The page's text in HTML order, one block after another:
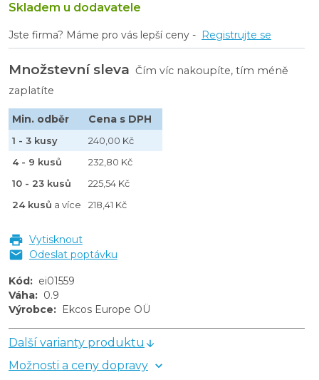
Skladem u dodavatele
Jste firma? Máme pro vás lepší ceny - Registrujte se
Množstevní sleva Čím víc nakoupíte, tím méně
zaplatíte
Min. odběr Cena s DPH
1 - 3 kusy
240,00 Kč
4 - 9 kusů
232,80 Kč
10 - 23 kusů
225,54 Kč
24 kusů a více 218,41 Kč
Vytisknout
Odeslat poptávku
Kód: ei01559
Váha: 0.9
Výrobce: Ekcos Europe OÜ
Další varianty produktu
Možnosti a ceny dopravy